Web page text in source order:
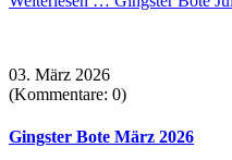
03. März 2026
(Kommentare: 0)
Gingster Bote März 2026